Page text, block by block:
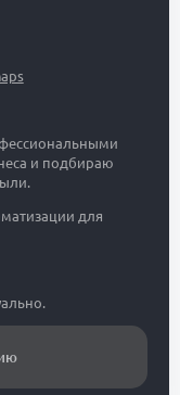
и подбираю
для